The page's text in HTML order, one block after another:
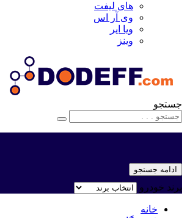
های لیفت
وی آر اس
ویا ایر
وینز
جستجو
ادامه جستجو
برند خودرو
خانه